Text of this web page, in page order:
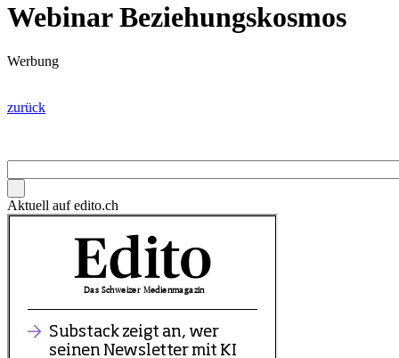
Webinar Beziehungskosmos
Werbung
zurück
Aktuell auf edito.ch